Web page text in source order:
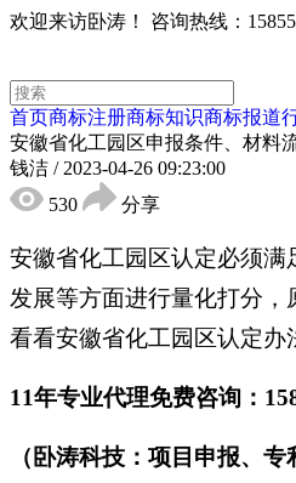
欢迎来访卧涛！ 咨询热线：
首页商标注册商标知识商标报道
安徽省化工园区申报条件、材料
钱洁 / 2023-04-26 09:23:00
530
分享
安徽省化工园区认定必须
发展等方面进行量化打分
看看安徽省化工园区认定
11年专业代理免费咨询：
（卧涛科技：项目申报、